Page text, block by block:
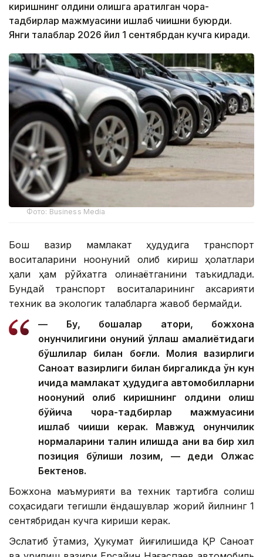
киришнинг олдини олишга қаратилган чора-
тадбирлар мажмуасини ишлаб чиқишни буюрди.
Янги талаблар 2026 йил 1 сентябрдан кучга киради.
Фото: Business Media
Бош вазир мамлакат ҳудудига транспорт
воситаларини ноқонуний олиб кириш ҳолатлари
ҳали ҳам рўйхатга олинаётганини таъкидлади.
Бундай транспорт воситаларининг аксарияти
техник ва экологик талабларга жавоб бермайди.
— Бу, бошқалар қатори, божхона
қонунчилигини қонуний қўллаш амалиётидаги
бўшлиқлар билан боғлиқ. Молия вазирлиги
Саноат вазирлиги билан биргаликда ўн кун
ичида мамлакат ҳудудига автомобилларни
ноқонуний олиб киришнинг олдини олиш
бўйича чора-тадбирлар мажмуасини
ишлаб чиқиши керак. Мавжуд қонунчилик
нормаларини талқин қилишда аниқ ва бир хил
позиция бўлиши лозим, — деди Олжас
Бектенов.
Божхона маъмурияти ва техник тартибга солиш
соҳасидаги тегишли ёндашувлар жорий йилнинг 1
сентябридан кучга кириши керак.
Эслатиб ўтамиз, Ҳукумат йиғилишида ҚР Саноат